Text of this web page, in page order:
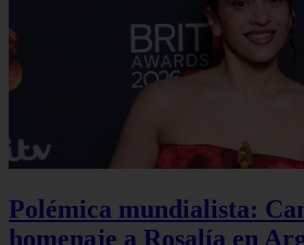
Polémica mundialista:
homenaje a Rosalía en